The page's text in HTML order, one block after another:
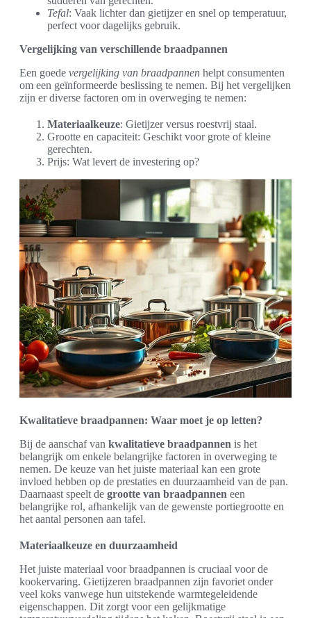
Tefal: Vaak lichter dan gietijzer en snel op temperatuur,
perfect voor dagelijks gebruik.
Vergelijking van verschillende braadpannen
Een goede vergelijking van braadpannen helpt consumenten
om een geïnformeerde beslissing te nemen. Bij het vergelijken
zijn er diverse factoren om in overweging te nemen:
Materiaalkeuze: Gietijzer versus roestvrij staal.
Grootte en capaciteit: Geschikt voor grote of kleine
gerechten.
Prijs: Wat levert de investering op?
Kwalitatieve braadpannen: Waar moet je op letten?
Bij de aanschaf van kwalitatieve braadpannen is het
belangrijk om enkele belangrijke factoren in overweging te
nemen. De keuze van het juiste materiaal kan een grote
invloed hebben op de prestaties en duurzaamheid van de pan.
Daarnaast speelt de grootte van braadpannen een
belangrijke rol, afhankelijk van de gewenste portiegrootte en
het aantal personen aan tafel.
Materiaalkeuze en duurzaamheid
Het juiste materiaal voor braadpannen is cruciaal voor de
kookervaring. Gietijzeren braadpannen zijn favoriet onder
veel koks vanwege hun uitstekende warmtegeleidende
eigenschappen. Dit zorgt voor een gelijkmatige